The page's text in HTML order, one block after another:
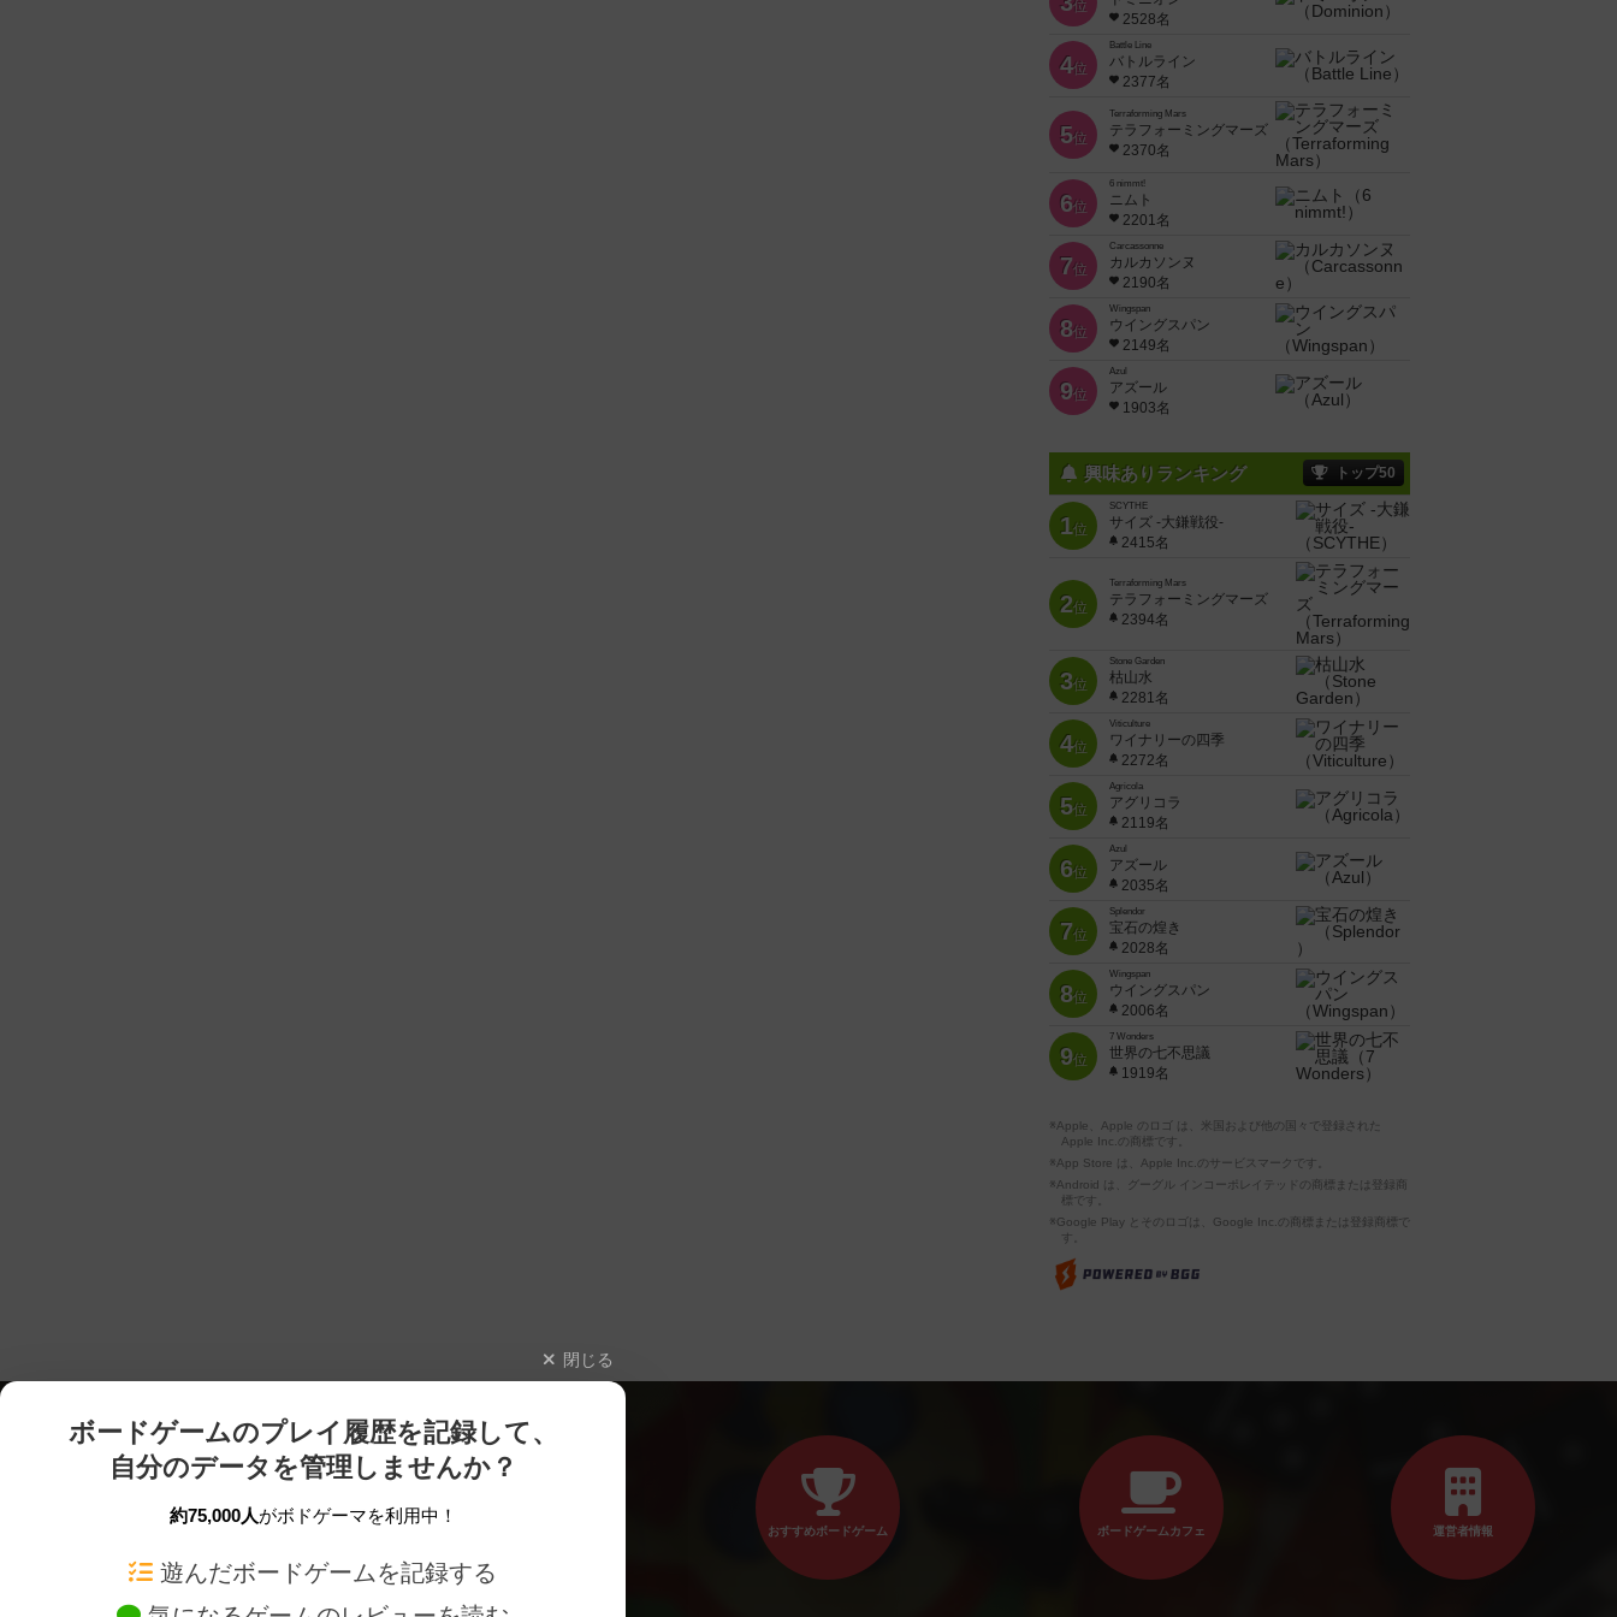
位
2528名
4位
Battle Line
バトルライン
2377名
5位
Terraforming Mars
テラフォーミングマーズ
2370名
6位
6 nimmt!
ニムト
2201名
7位
Carcassonne
カルカソンヌ
2190名
8位
Wingspan
ウイングスパン
2149名
9位
Azul
アズール
1903名
興味ありランキング トップ50
1位
SCYTHE
サイズ -大鎌戦役-
2415名
2位
Terraforming Mars
テラフォーミングマーズ
2394名
3位
Stone Garden
枯山水
2281名
4位
Viticulture
ワイナリーの四季
2272名
5位
Agricola
アグリコラ
2119名
6位
Azul
アズール
2035名
7位
Splendor
宝石の煌き
2028名
8位
Wingspan
ウイングスパン
2006名
9位
7 Wonders
世界の七不思議
1919名
※Apple、Apple のロゴ は、米国および他の国々で登録された
Apple Inc.の商標です。
※App Store は、Apple Inc.のサービスマークです。
※Android は、グーグル インコーポレイテッドの商標または登録商
標です。
※Google Play とそのロゴは、Google Inc.の商標または登録商標で
す。
閉じる
ボードゲームのプレイ履歴を記録して、
自分のデータを管理しませんか？
約75,000人がボドゲーマを利用中！
遊んだボードゲームを記録する
おすすめボードゲーム ボードゲームカフェ 運営者情報